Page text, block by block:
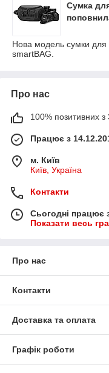
Сумка
Нова модель сумки для
smartBAG.
Про нас
100% позитивних з
Працює з
м. Київ
Київ, Україна
Контакти
Сьогодні працює
Показати весь
Про нас
Контакти
Доставка та оплата
Графік роботи